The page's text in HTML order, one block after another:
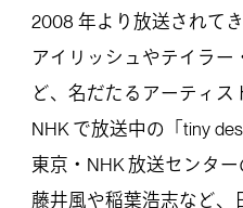
2008 年より放送されて
アイリッシュやテイラー
ど、名だたるアーティス
NHK で放送中の「tiny
東京・NHK 放送センタ
藤井風や稲葉浩志など、